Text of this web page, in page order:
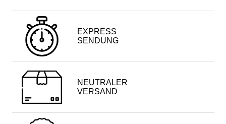
EXPRESS
SENDUNG
NEUTRALER
VERSAND